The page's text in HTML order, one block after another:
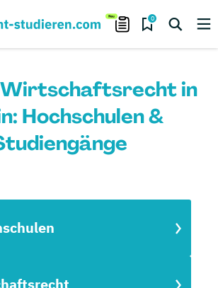
0
in
Hochschulen &